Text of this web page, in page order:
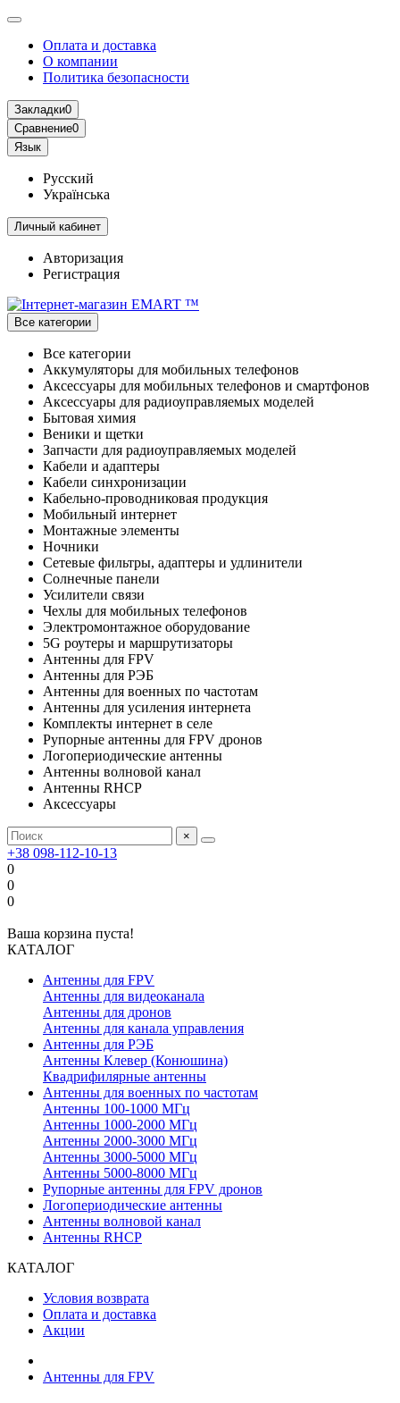
Оплата и доставка
О компании
Политика безопасности
Закладки0
Сравнение0
Язык
Русский
Українська
Личный кабинет
Авторизация
Регистрация
Все категории
Все категории
Аккумуляторы для мобильных телефонов
Аксессуары для мобильных телефонов и смартфонов
Аксессуары для радиоуправляемых моделей
Бытовая химия
Веники и щетки
Запчасти для радиоуправляемых моделей
Кабели и адаптеры
Кабели синхронизации
Кабельно-проводниковая продукция
Мобильный интернет
Монтажные элементы
Ночники
Сетевые фильтры, адаптеры и удлинители
Солнечные панели
Усилители связи
Чехлы для мобильных телефонов
Электромонтажное оборудование
5G роутеры и маршрутизаторы
Антенны для FPV
Антенны для РЭБ
Антенны для военных по частотам
Антенны для усиления интернета
Комплекты интернет в селе
Рупорные антенны для FPV дронов
Логопериодические антенны
Антенны волновой канал
Антенны RHCP
Аксессуары
×
+38 098-112-10-13
0
0
0
Ваша корзина пуста!
КАТАЛОГ
Антенны для FPV
Антенны для видеоканала
Антенны для дронов
Антенны для канала управления
Антенны для РЭБ
Антенны Клевер (Конюшина)
Квадрифилярные антенны
Антенны для военных по частотам
Антенны 100-1000 МГц
Антенны 1000-2000 МГц
Антенны 2000-3000 МГц
Антенны 3000-5000 МГц
Антенны 5000-8000 МГц
Рупорные антенны для FPV дронов
Логопериодические антенны
Антенны волновой канал
Антенны RHCP
КАТАЛОГ
Условия возврата
Оплата и доставка
Акции
Антенны для FPV